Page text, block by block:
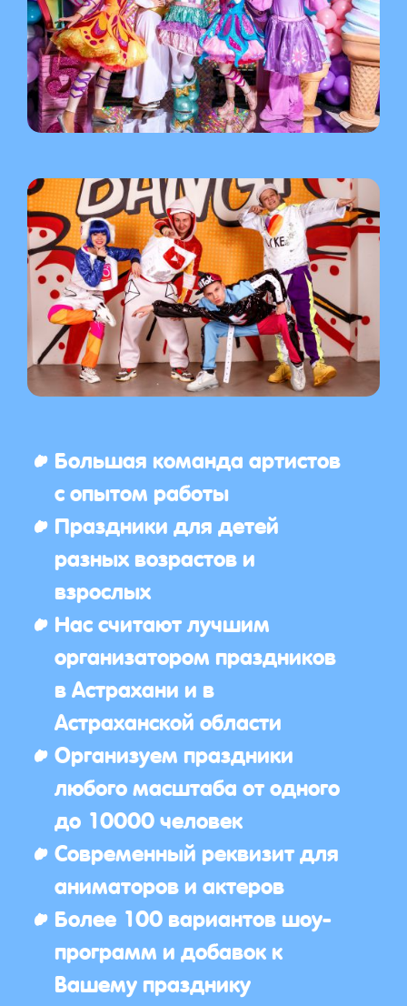
Большая команда артистов
с опытом работы
Праздники для детей
разных возрастов и
взрослых
Нас считают лучшим
организатором праздников
в Астрахани и в
Астраханской области
Организуем праздники
любого масштаба от одного
до 10000 человек
Современный реквизит для
аниматоров и актеров
Более 100 вариантов шоу-
программ и добавок к
Вашему празднику